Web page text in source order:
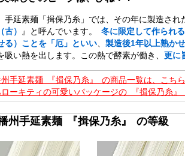
手延素麺「揖保乃糸」では、その年に製造され
古） 』と呼んでいます。 冬に限定して作られ
る）ことを「厄」といい、 製造後1年以上熟か
吸い熱を出します。この熱で酵素が働き、 更に
手延素麺 『揖保乃糸』 の商品一覧は、こ
ーキティの可愛いパッケージの 『揖保乃糸
州手延素麺 『揖保乃糸』 の等級